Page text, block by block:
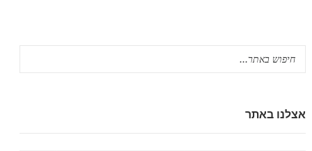
אצלנו באתר